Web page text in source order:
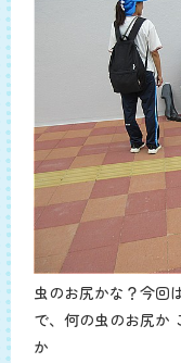
虫のお尻かな？今回
で、何の虫のお尻か
か